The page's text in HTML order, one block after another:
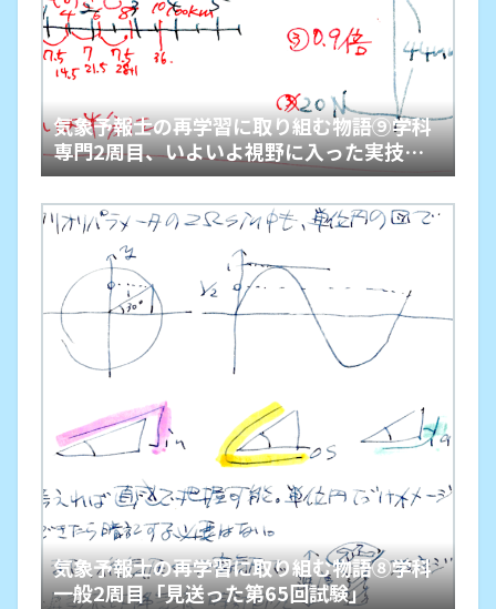
気象予報士の再学習に取り組む物語⑨学科
専門2周目、いよいよ視野に入った実技学
習を計画
気象予報士の再学習に取り組む物語⑧学科
一般2周目「見送った第65回試験」